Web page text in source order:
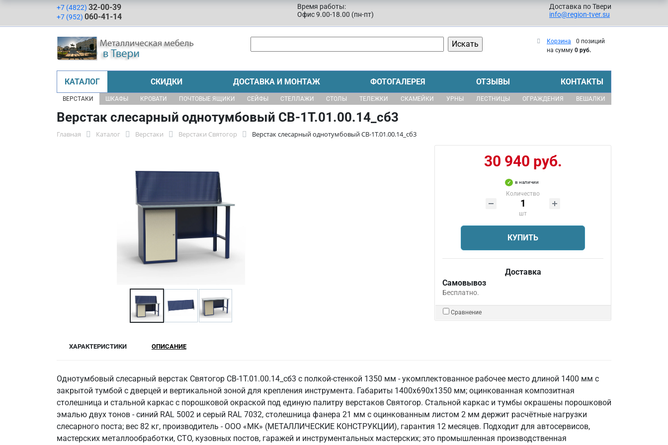
+7 (4822) 32-00-39
+7 (952) 060-41-14
Время работы:
Офис 9.00-18.00 (пн-пт)
Доставка по Твери
info@region-tver.su
Корзина
0 позиций
на сумму 0 руб.
КАТАЛОГ СКИДКИ ДОСТАВКА И МОНТАЖ ФОТОГАЛЕРЕЯ ОТЗЫВЫ КОНТАКТЫ
ВЕРСТАКИ ШКАФЫ КРОВАТИ ПОЧТОВЫЕ ЯЩИКИ СЕЙФЫ СТЕЛЛАЖИ СТОЛЫ ТЕЛЕЖКИ СКАМЕЙКИ УРНЫ ЛЕСТНИЦЫ ОГРАЖДЕНИЯ ВЕШАЛКИ
Верстак слесарный однотумбовый СВ-1Т.01.00.14_сб3
Главная Каталог Верстаки Верстаки Святогор Верстак слесарный однотумбовый СВ-1Т.01.00.14_сб3
30 940 руб.
в наличии
Количество
шт
КУПИТЬ
Доставка
Самовывоз
Бесплатно.
Сравнение
ХАРАКТЕРИСТИКИ ОПИСАНИЕ
Однотумбовый слесарный верстак Святогор СВ-1Т.01.00.14_сб3 с полкой-стенкой 1350 мм - укомплектованное рабочее место длиной 1400 мм с
закрытой тумбой с дверцей и вертикальной зоной для крепления инструмента. Габариты 1400х690х1350 мм; оцинкованная композитная
столешница и стальной каркас с порошковой окраской под единую палитру верстаков Святогор. Стальной каркас и тумбы окрашены порошковой
эмалью двух тонов - синий RAL 5002 и серый RAL 7032, столешница фанера 21 мм с оцинкованным листом 2 мм держит расчётные нагрузки
слесарного поста; вес 82 кг, производитель - ООО «МК» (МЕТАЛЛИЧЕСКИЕ КОНСТРУКЦИИ), гарантия 12 месяцев. Подходит для автосервисов,
мастерских металлообработки, СТО, кузовных постов, гаражей и инструментальных мастерских; это промышленная производственная